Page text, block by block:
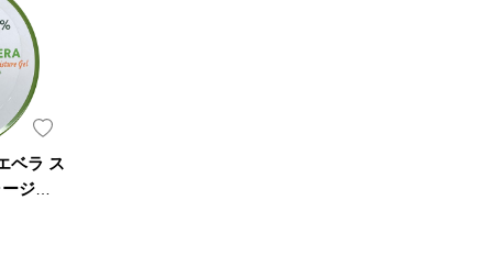
ベラ ス
ジェ
社